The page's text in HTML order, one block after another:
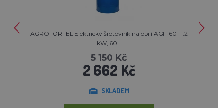
AGROFORTEL Elektrický šrotovník na obilí AGF-60 | 1,2
kW, 60...
5 150 Kč
2 662 Kč
SKLADEM